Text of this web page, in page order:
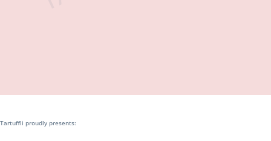
Tartuffli proudly presents: